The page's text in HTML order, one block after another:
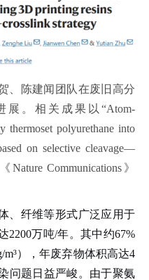
、陈建闻团队在废旧高分
。相关成果以“Atom-
thermoset polyurethane into
on selective cleavage—
Communications》
、纤维等形式广泛应用于
2200万吨/年。其中约67%
），年废弃物体积高达4
问题日益严峻。由于聚氨